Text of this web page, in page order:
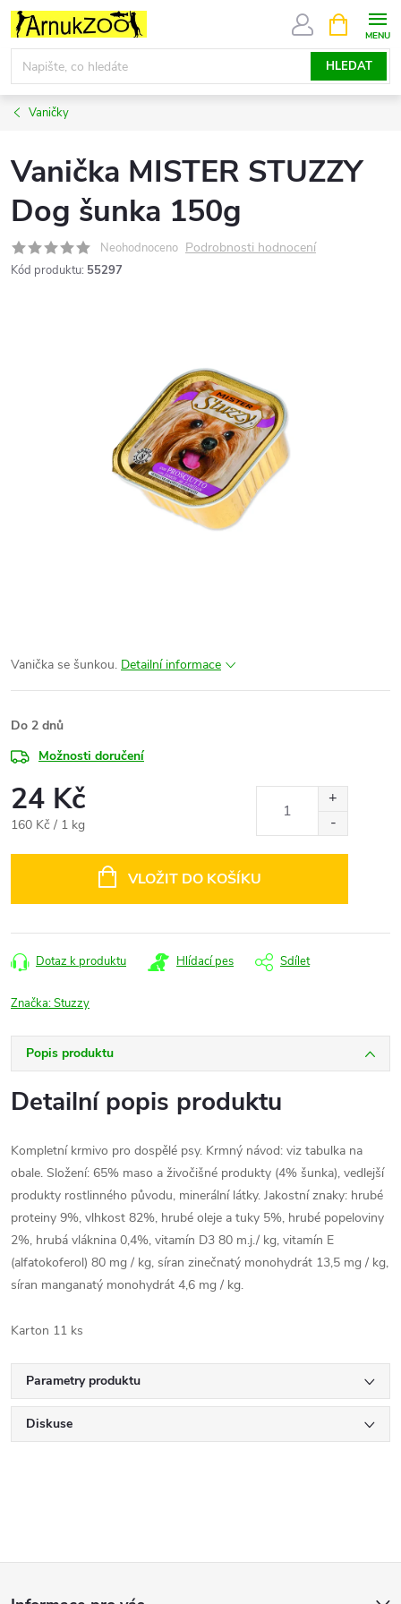
Přejít
obsah
HLEDAT
NÁKUPNÍ
KOŠÍK
Vaničky
Vanička MISTER STUZZY
Dog šunka 150g
Neohodnoceno Podrobnosti hodnocení
Kód produktu: 55297
Vanička se šunkou. Detailní informace
Do 2 dnů
Možnosti doručení
24 Kč
Měrná
160 Kč / 1 kg
VLOŽIT DO KOŠÍKU
Dotaz k produktu Hlídací pes Sdílet
Značka:Stuzzy
Popis produktu
Detailní popis produktu
Kompletní krmivo pro dospělé psy. Krmný návod: viz tabulka na
obale. Složení: 65% maso a živočišné produkty (4% šunka), vedlejší
produkty rostlinného původu, minerální látky. Jakostní znaky: hrubé
proteiny 9%, vlhkost 82%, hrubé oleje a tuky 5%, hrubé popeloviny
2%, hrubá vláknina 0,4%, vitamín D3 80 m.j./ kg, vitamín E
(alfatokoferol) 80 mg / kg, síran zinečnatý monohydrát 13,5 mg / kg,
síran manganatý monohydrát 4,6 mg / kg.
Karton 11 ks
Parametry produktu
Diskuse